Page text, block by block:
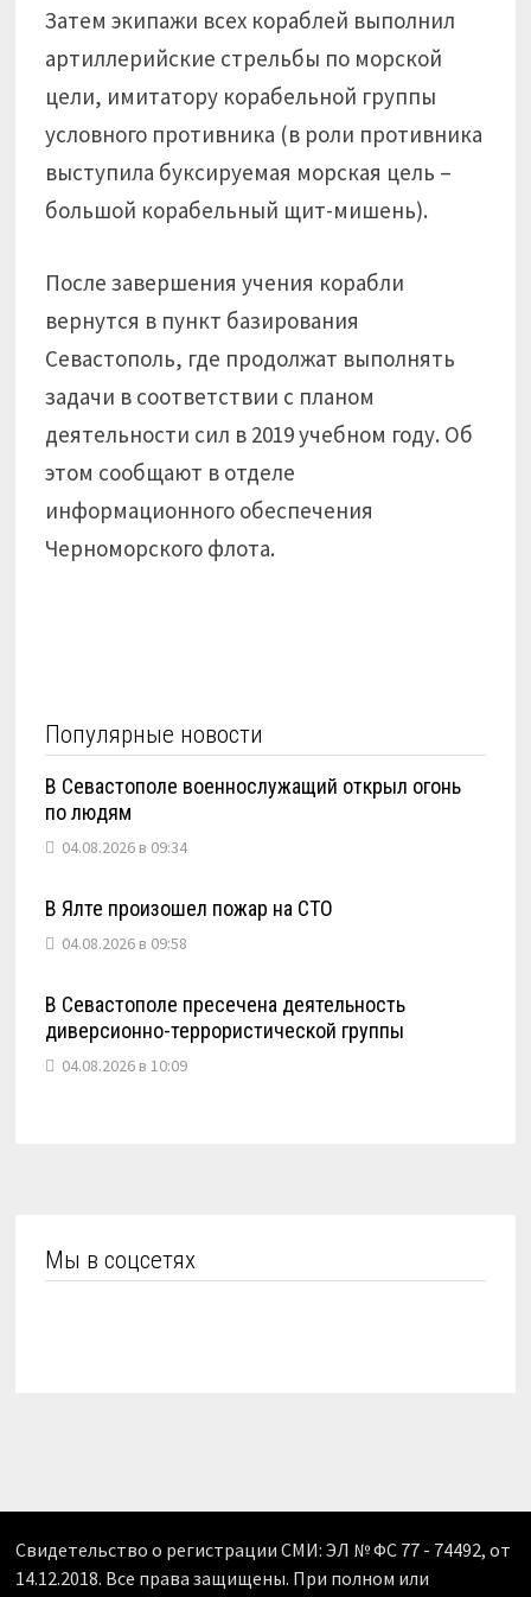
Затем экипажи всех кораблей выполнил
артиллерийские стрельбы по морской
цели, имитатору корабельной группы
условного противника (в роли противника
выступила буксируемая морская цель –
большой корабельный щит-мишень).
После завершения учения корабли
вернутся в пункт базирования
Севастополь, где продолжат выполнять
задачи в соответствии с планом
деятельности сил в 2019 учебном году. Об
этом сообщают в отделе
информационного обеспечения
Черноморского флота.
Популярные новости
В Севастополе военнослужащий открыл огонь
по людям
04.08.2026 в 09:34
В Ялте произошел пожар на СТО
04.08.2026 в 09:58
В Севастополе пресечена деятельность
диверсионно-террористической группы
04.08.2026 в 10:09
Мы в соцсетях
Свидетельство о регистрации СМИ: ЭЛ № ФС 77 - 74492, от
14.12.2018. Все права защищены. При полном или